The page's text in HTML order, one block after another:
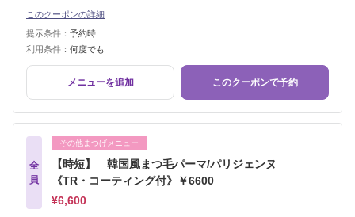
このクーポンの詳細
提示条件： 予約時
利用条件： 何度でも
メニューを追加 このクーポンで予約
全
員
その他まつげメニュー
【時短】 韓国風まつ毛パーマ/パリジェンヌ
《TR・コーティング付》￥6600
¥6,600